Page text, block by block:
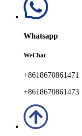
Whatsapp
WeChat
+8618670861471
+8618670861473